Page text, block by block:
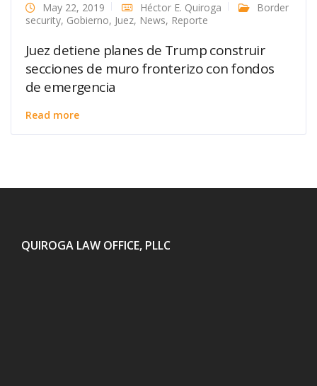
May 22, 2019 Héctor E. Quiroga
Border
security, Gobierno, Juez, News, Reporte
Juez detiene planes de Trump construir
secciones de muro fronterizo con fondos
de emergencia
Read more
QUIROGA LAW OFFICE, PLLC